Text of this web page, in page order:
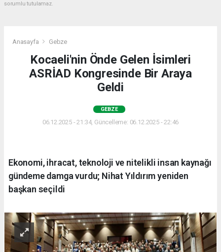
sorumlu tutulamaz.
Anasayfa Gebze
Kocaeli'nin Önde Gelen İsimleri
ASRİAD Kongresinde Bir Araya
Geldi
GEBZE
06.12.2025 - 21:34, Güncelleme: 06.12.2025 - 22:46
Ekonomi, ihracat, teknoloji ve nitelikli insan kaynağı
gündeme damga vurdu; Nihat Yıldırım yeniden
başkan seçildi